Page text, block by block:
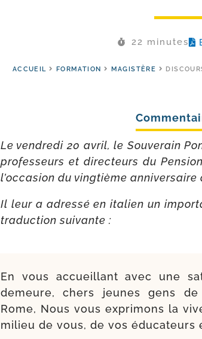
22 minutes
ACCUEIL FORMATION MAGISTÈRE
Le ven­dre­di 20 avril, le Souverain
pro­fes­seurs et direc­teurs du
l’oc­ca­sion du ving­tième
Il leur a adres­sé en ita­lien un
tra­duc­tion suivante :
En vous accueillant avec une
demeure, chers jeunes gens
Rome, Nous vous expri­mons la
milieu de vous, de vos édu­ca­teurs